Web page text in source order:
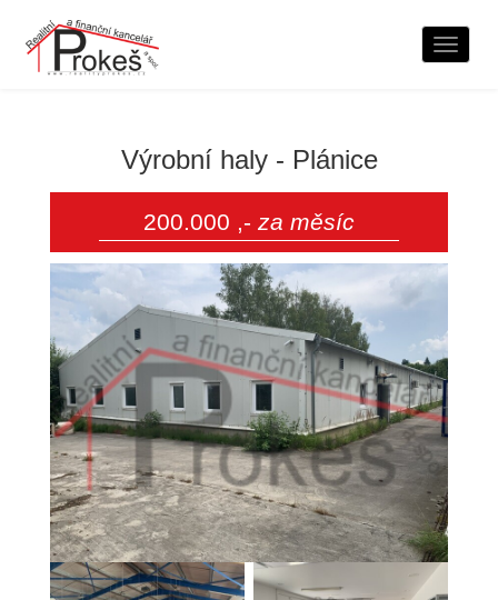
Výrobní haly - Plánice
200.000 ,- za měsíc